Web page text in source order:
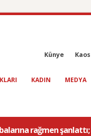
Künye
KADIN MEDYA
rağmen